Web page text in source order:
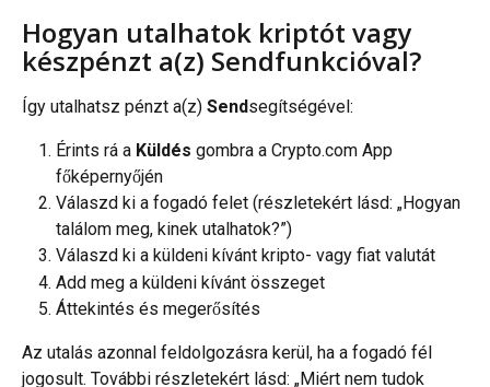
Hogyan utalhatok kriptót vagy
készpénzt a(z) Sendfunkcióval?
Így utalhatsz pénzt a(z) Sendsegítségével:
Érints rá a Küldés gombra a Crypto.com App
főképernyőjén
Válaszd ki a fogadó felet (részletekért lásd: „Hogyan
találom meg, kinek utalhatok?”)
Válaszd ki a küldeni kívánt kripto- vagy fiat valutát
Add meg a küldeni kívánt összeget
Áttekintés és megerősítés
Az utalás azonnal feldolgozásra kerül, ha a fogadó fél
jogosult. További részletekért lásd: „Miért nem tudok